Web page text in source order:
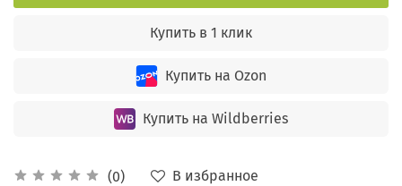
(0) В избранное
Купить в 1 клик
Купить на Ozon
Купить на Wildberries